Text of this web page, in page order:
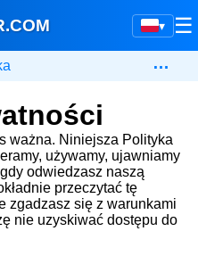
▾
.COM ☰
…
ważna. Niniejsza Polityka
używamy, ujawniamy
odwiedzasz naszą
przeczytać tę
zgadzasz się z warunkami
nie uzyskiwać dostępu do